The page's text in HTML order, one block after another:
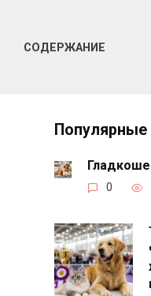
СОДЕРЖАНИЕ
0